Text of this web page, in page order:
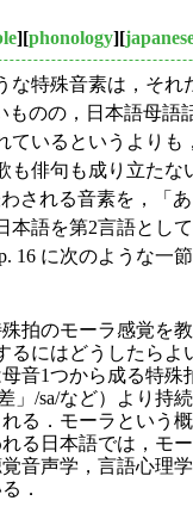
][phonology][
特殊音素は，それ
ものの，日本語母
ているというより
も俳句も成り立た
される音素を，「
本語を第2言語とし
16 に次のような一
拍のモーラ感覚を
るにはどうしたら
音1つから成る特
」/sa/など）より持
る．モーラという
る日本語では，モ
音声学，言語心理
．